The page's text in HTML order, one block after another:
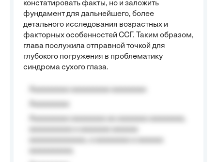
констатировать факты, но и заложить
фундамент для дальнейшего, более
детального исследования возрастных и
факторных особенностей ССГ. Таким образом,
глава послужила отправной точкой для
глубокого погружения в проблематику
синдрома сухого глаза.